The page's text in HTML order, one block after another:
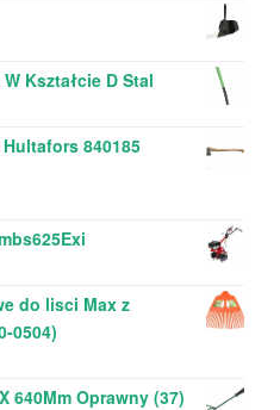
Kształcie D Stal
840185
do lisci Max z
0504)
640Mm Oprawny (37)